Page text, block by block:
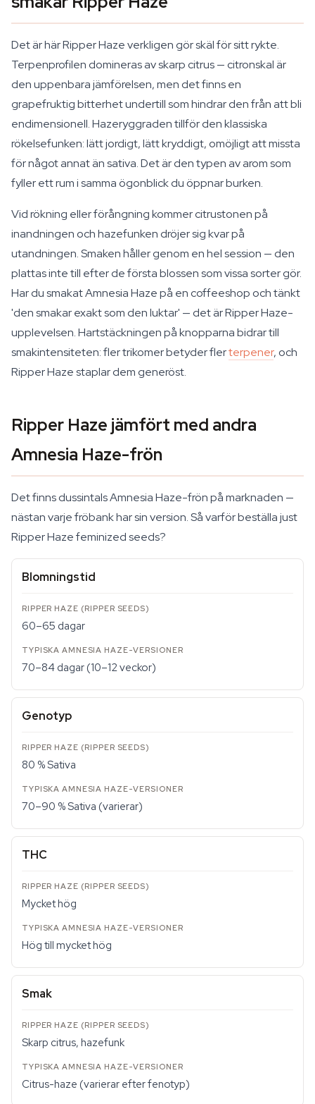
Det är här Ripper Haze verkligen gör skäl för sitt rykte.
Terpenprofilen domineras av skarp citrus — citronskal är
den uppenbara jämförelsen, men det finns en
grapefruktig bitterhet undertill som hindrar den från att bli
endimensionell. Hazeryggraden tillför den klassiska
rökelsefunken: lätt jordigt, lätt kryddigt, omöjligt att missta
för något annat än sativa. Det är den typen av arom som
fyller ett rum i samma ögonblick du öppnar burken.
Vid rökning eller förångning kommer citrustonen på
inandningen och hazefunken dröjer sig kvar på
utandningen. Smaken håller genom en hel session — den
plattas inte till efter de första blossen som vissa sorter gör.
Har du smakat Amnesia Haze på en coffeeshop och tänkt
'den smakar exakt som den luktar' — det är Ripper Haze-
upplevelsen. Hartstäckningen på knopparna bidrar till
smakintensiteten: fler trikomer betyder flerterpener, och
Ripper Haze staplar dem generöst.
Ripper Haze jämfört med andra
Amnesia Haze-frön
Det finns dussintals Amnesia Haze-frön på marknaden —
nästan varje fröbank har sin version. Så varför beställa just
Ripper Haze feminized seeds?
Blomningstid
60–65 dagar
70–84 dagar (10–12 veckor)
Genotyp
80 % Sativa
70–90 % Sativa (varierar)
THC
Mycket hög
Hög till mycket hög
Smak
Skarp citrus, hazefunk
Citrus-haze (varierar efter fenotyp)